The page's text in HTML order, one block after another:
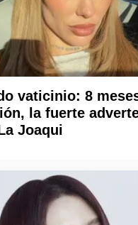
vaticinio: 8
la fuerte
Joaqui